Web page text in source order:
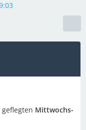
Mittwochs-